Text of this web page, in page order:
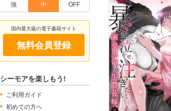
強 中 OFF
国内最大級の電子書籍サイト
無料会員登録
シーモアを楽しもう!
ご利用ガイド
初めての方へ